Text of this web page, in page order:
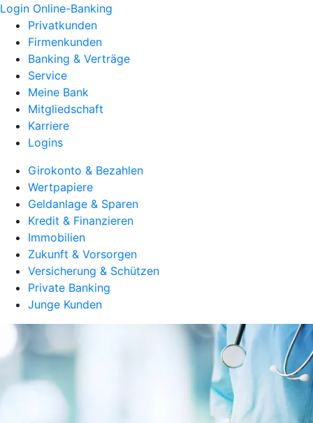
Login Online-Banking
Privatkunden
Firmenkunden
Banking & Verträge
Service
Meine Bank
Mitgliedschaft
Karriere
Logins
Girokonto & Bezahlen
Wertpapiere
Geldanlage & Sparen
Kredit & Finanzieren
Immobilien
Zukunft & Vorsorgen
Versicherung & Schützen
Private Banking
Junge Kunden